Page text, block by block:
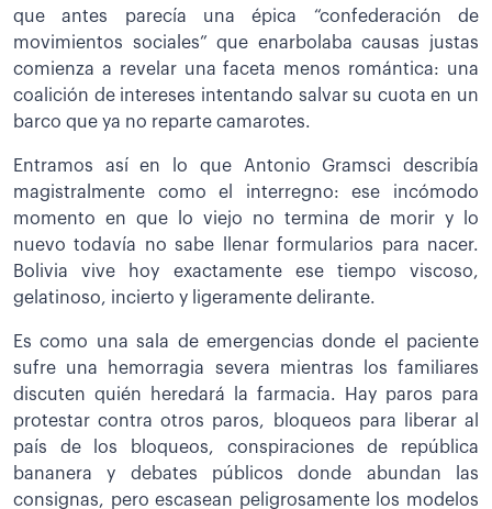
que antes parecía una épica “confederación de
movimientos sociales” que enarbolaba causas justas
comienza a revelar una faceta menos romántica: una
coalición de intereses intentando salvar su cuota en un
barco que ya no reparte camarotes.
Entramos así en lo que Antonio Gramsci describía
magistralmente como el interregno: ese incómodo
momento en que lo viejo no termina de morir y lo
nuevo todavía no sabe llenar formularios para nacer.
Bolivia vive hoy exactamente ese tiempo viscoso,
gelatinoso, incierto y ligeramente delirante.
Es como una sala de emergencias donde el paciente
sufre una hemorragia severa mientras los familiares
discuten quién heredará la farmacia. Hay paros para
protestar contra otros paros, bloqueos para liberar al
país de los bloqueos, conspiraciones de república
bananera y debates públicos donde abundan las
consignas, pero escasean peligrosamente los modelos